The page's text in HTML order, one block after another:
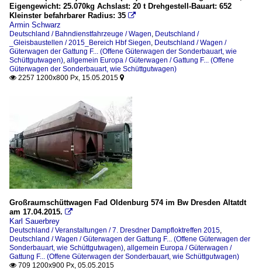
Eigengewicht: 25.070kg Achslast: 20 t Drehgestell-Bauart: 652
Kleinster befahrbarer Radius: 35 
Armin Schwarz
Deutschland / Bahndienstfahrzeuge / Wagen, Deutschland /
_Gleisbaustellen / 2015_Bereich Hbf Siegen, Deutschland / Wagen /
Güterwagen der Gattung F... (Offene Güterwagen der Sonderbauart, wie
Schüttgutwagen), allgemein Europa / Güterwagen / Gattung F... (Offene
Güterwagen der Sonderbauart, wie Schüttgutwagen)
 2257 1200x800 Px, 15.05.2015 
Großraumschüttwagen Fad Oldenburg 574 im Bw Dresden Altatdt
am 17.04.2015. 
Karl Sauerbrey
Deutschland / Veranstaltungen / 7. Dresdner Dampfloktreffen 2015,
Deutschland / Wagen / Güterwagen der Gattung F... (Offene Güterwagen der
Sonderbauart, wie Schüttgutwagen), allgemein Europa / Güterwagen /
Gattung F... (Offene Güterwagen der Sonderbauart, wie Schüttgutwagen)
 709 1200x900 Px, 05.05.2015